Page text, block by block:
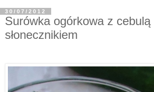
30/07/2012
Surówka ogórkowa z cebulą
słonecznikiem